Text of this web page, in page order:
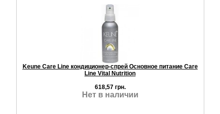
Keune Care Line кондиционер-спрей Основное питание Care
Line Vital Nutrition
618,57 грн.
Нет в наличии